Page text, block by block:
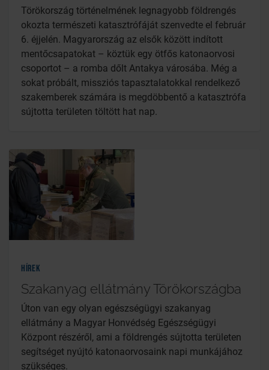
Törökország történelmének legnagyobb földrengés
okozta természeti katasztrófáját szenvedte el február
6. éjjelén. Magyarország az elsők között indított
mentőcsapatokat – köztük egy ötfős katonaorvosi
csoportot – a romba dőlt Antakya városába. Még a
sokat próbált, missziós tapasztalatokkal rendelkező
szakemberek számára is megdöbbentő a katasztrófa
sújtotta területen töltött hat nap.
Hírek
Szakanyag ellátmány Törökországba
Úton van egy olyan egészségügyi szakanyag
ellátmány a Magyar Honvédség Egészségügyi
Központ részéről, ami a földrengés sújtotta területen
segítséget nyújtó katonaorvosaink napi munkájához
szükséges.